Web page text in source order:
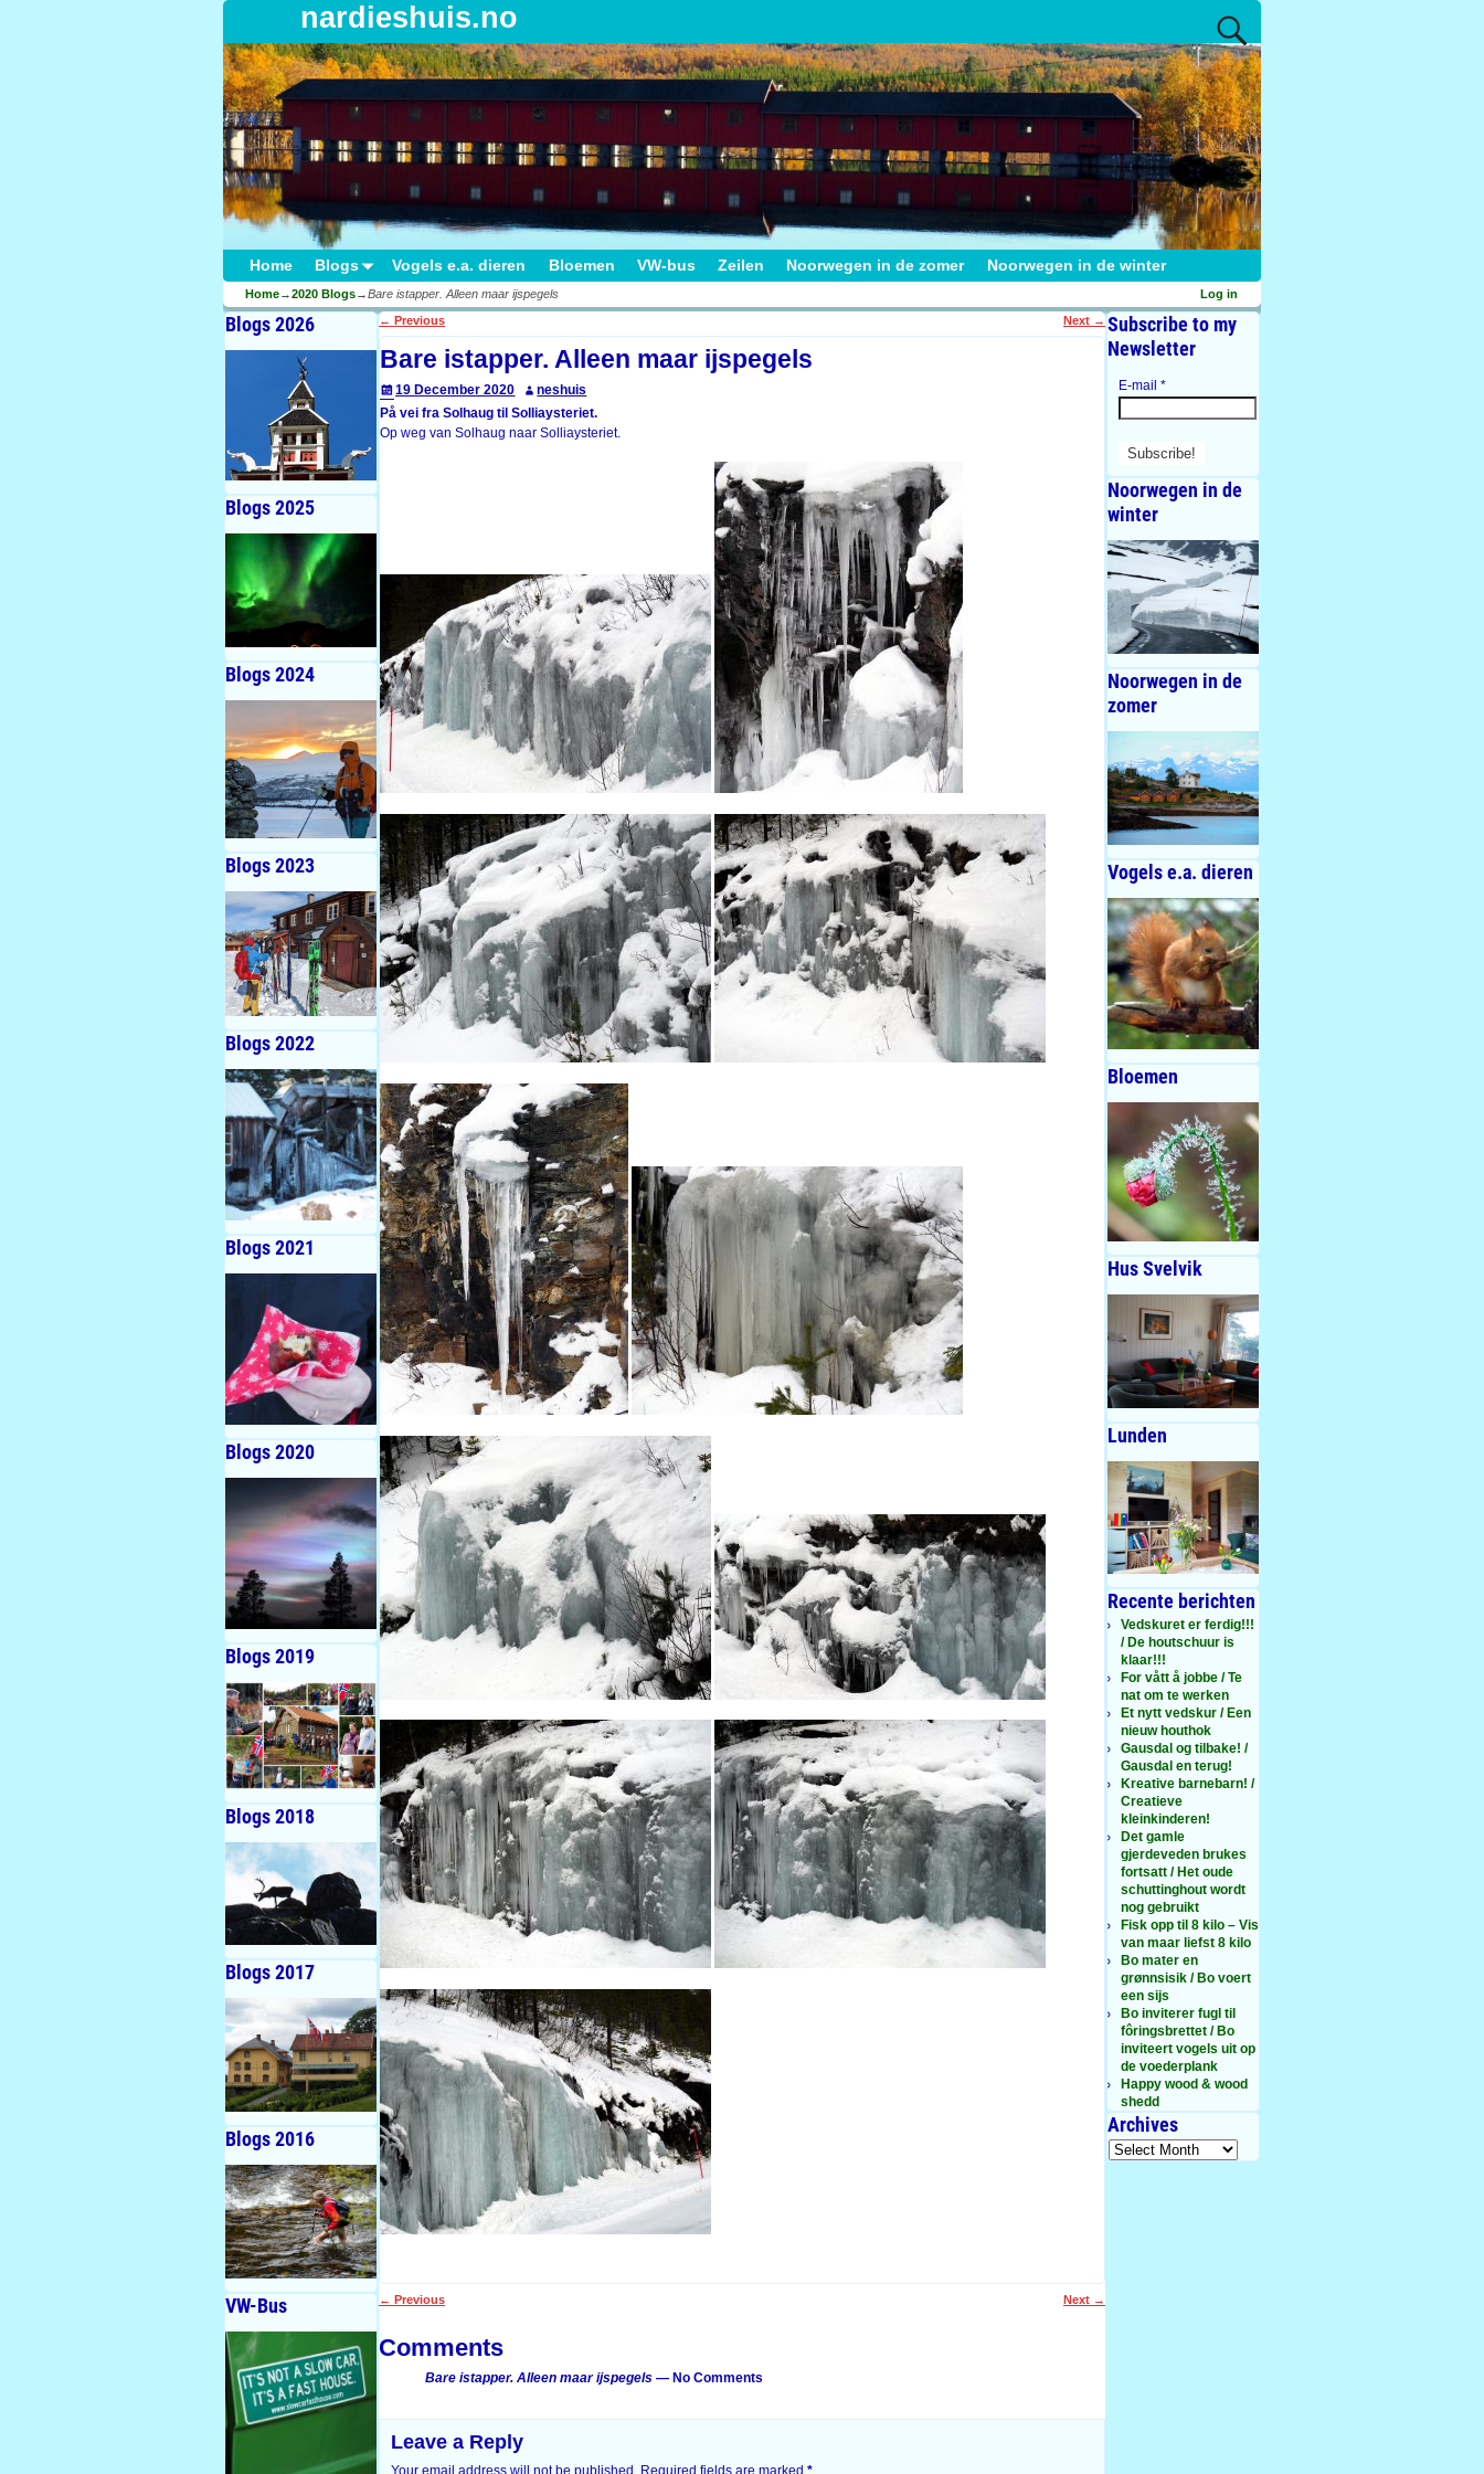
nardieshuis.no
Home Blogs Vogels e.a. dieren Bloemen VW-bus Zeilen Noorwegen in de zomer Noorwegen in de winter
Home→2020 Blogs→Bare istapper. Alleen maar ijspegels Log in
Post navigation
← Previous Next →
Bare istapper. Alleen maar ijspegels
19 December 2020
neshuis
På vei fra Solhaug til Solliaysteriet.
Op weg van Solhaug naar Solliaysteriet.
← Previous Next →
Comments
Bare istapper. Alleen maar ijspegels — No Comments
Leave a Reply
Your email address will not be published. Required fields are marked *
Blogs 2026
Blogs 2025
Blogs 2024
Blogs 2023
Blogs 2022
Blogs 2021
Blogs 2020
Blogs 2019
Blogs 2018
Blogs 2017
Blogs 2016
VW-Bus
Subscribe to my
Newsletter
E-mail *
Noorwegen in de
winter
Noorwegen in de
zomer
Vogels e.a. dieren
Bloemen
Hus Svelvik
Lunden
Recente berichten
Vedskuret er ferdig!!!
/ De houtschuur is
klaar!!!
For vått å jobbe / Te
nat om te werken
Et nytt vedskur / Een
nieuw houthok
Gausdal og tilbake! /
Gausdal en terug!
Kreative barnebarn! /
Creatieve
kleinkinderen!
Det gamle
gjerdeveden brukes
fortsatt / Het oude
schuttinghout wordt
nog gebruikt
Fisk opp til 8 kilo – Vis
van maar liefst 8 kilo
Bo mater en
grønnsisik / Bo voert
een sijs
Bo inviterer fugl til
fôringsbrettet / Bo
inviteert vogels uit op
de voederplank
Happy wood & wood
shedd
Archives